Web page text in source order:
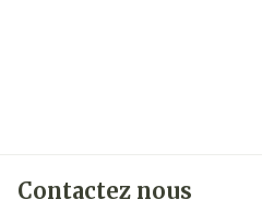
Contactez nous